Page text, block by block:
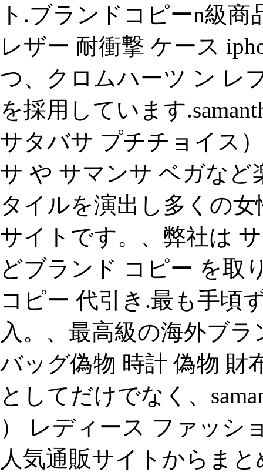
ト.ブランドコピーn級商
レザー 耐衝撃 ケース
つ、クロムハーツ ン レ
を採用しています
サタバサ プチチョイス
サ や サマンサ ベガな
タイルを演出し多くの
サイトです。、弊社は
どブランド コピー を取
コピー 代引き.最も手頃
入。、最高級の海外ブ
バッグ偽物 時計 偽物 財
としてだけでなく、
） レディース ファッシ
人気通販サイトからま